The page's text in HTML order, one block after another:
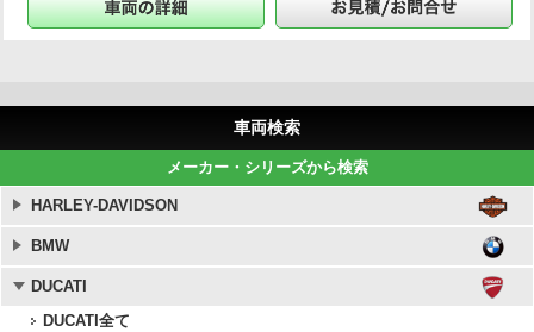
車両検索
メーカー・シリーズから検索
HARLEY-DAVIDSON
BMW
DUCATI
DUCATI全て